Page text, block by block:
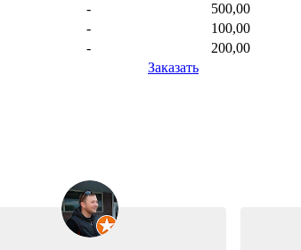
-
500,00
-
100,00
-
200,00
Заказать